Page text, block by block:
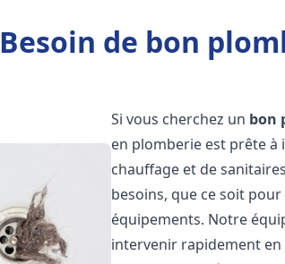
Besoin de bon
Si vous cherchez un bon
en plomberie est prête
chauffage et de
besoins, que ce soit
équipements. Notre
intervenir rapidement en